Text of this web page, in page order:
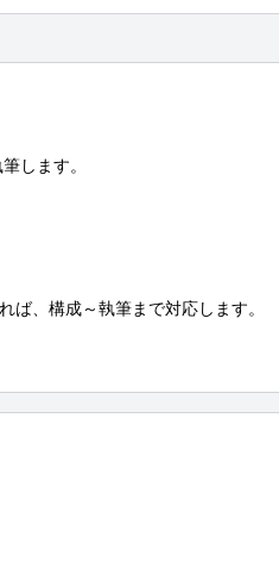
します。
ば、構成～執筆まで対応します。